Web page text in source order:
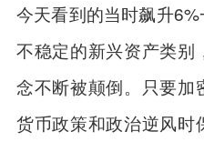
今天看到的当时飙升
不稳定的新兴资产类别
念不断被颠倒。只要加
货币政策和政治逆风时